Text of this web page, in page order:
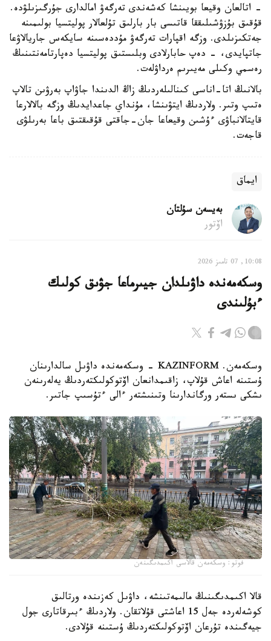
- اتالعان وقيعا بويىنشا كەشەندى تەرگەۋ امالدارى جۇرگىزىلۋدە.
قۇقىق بۇزۋشىلىققا قاتىسى بار بارلىق تۇلعالار پوليتسيا بولىمىنە
جەتكىزىلدى. وزگە اقپارات تەرگەۋ مۇددەسىنە سايكەس جاريالاۋعا
جاتپايدى، - دەپ حابارلادى وبلىستىق پوليتسيا دەپارتامەنتىنىڭ
رەسمي وكىلى مەيىرىم ەرداۋلەت.
بالانىڭ اتا-اناسى كىنالىلەردىڭ زاڭ الدىندا جاۋاپ بەرۋىن تالاپ
ەتىپ وتىر. ولاردىڭ ايتۋىنشا، مۇنداي جاعدايدىڭ وزگە بالالارعا
قايتالانباۋى ءۇشىن وقيعاعا جان-جاقتى قۇقىقتىق باعا بەرىلۋى
قاجەت.
ايماق
بەيسەن سۇلتان
اۆتور
10:08, 07 تامىز 2026
وسكەمەندە داۋىلدان جيىرماعا جۋىق كولىك
ءبۇلىندى
وسكەمەن. KAZINFORM - وسكەمەندە داۋىل سالدارىنان
ۇستىنە اعاش قۇلاپ، زاقىمدانعان اۆتوكولىكتەردىڭ يەلەرىنەن
ىشكى ىستەر ورگاندارىنا وتىنىشتەر ءالى ءتۇسىپ جاتىر.
فوتو: وسكەمەن قالاسى اكىمدىگىنەن
قالا اكىمدىگىنىڭ مالىمەتىنشە، داۋىل كەزىندە ورتالىق
كوشەلەردە جەل 15 اعاشتى قۇلاتقان. ولاردىڭ ءبىرقاتارى جول
جيەگىندە تۇرعان اۆتوكولىكتەردىڭ ۇستىنە قۇلادى.